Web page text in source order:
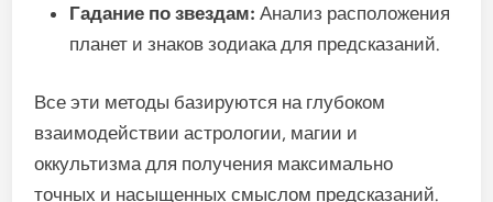
Гадание по звездам: Анализ расположения
планет и знаков зодиака для предсказаний.
Все эти методы базируются на глубоком
взаимодействии астрологии, магии и
оккультизма для получения максимально
точных и насыщенных смыслом предсказаний.